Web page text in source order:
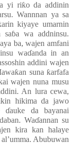
yi riƙo da addinin
Wannnan ya sa
arin kiyaye umarnin
saɓa wa addninsu.
ba, wajen amfani
insu waɗanda in an
addini wajen
ƙan suna ƙarfafa
wajen nuna musu
An lura cewa,
hikima da jawo
ɗauke da bayanai
Waɗannan su
kira kan halaye
Abubuwan